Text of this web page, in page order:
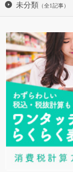
未分類 （全1記事）